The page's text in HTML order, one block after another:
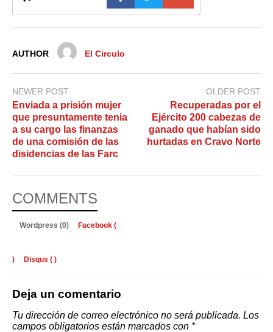
AUTHOR El Circulo
NEWER POST
Enviada a prisión mujer
que presuntamente tenia
a su cargo las finanzas
de una comisión de las
disidencias de las Farc
OLDER POST
Recuperadas por el
Ejército 200 cabezas de
ganado que habían sido
hurtadas en Cravo Norte
COMMENTS
Wordpress (0) Facebook (
) Disqus ( )
Deja un comentario
Tu dirección de correo electrónico no será publicada. Los
campos obligatorios están marcados con *